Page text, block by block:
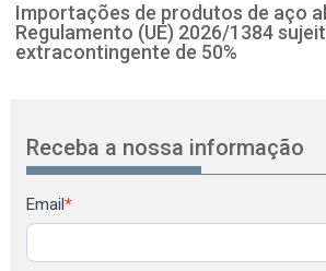
Importações de produtos de aço
Regulamento (UE) 2026/1384
extracontingente de 50%
Receba a nossa informação
Newsletter
Email*